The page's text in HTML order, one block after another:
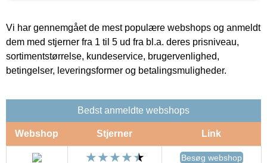
Vi har gennemgået de mest populære webshops og anmeldt
dem med stjerner fra 1 til 5 ud fra bl.a. deres prisniveau,
sortimentstørrelse, kundeservice, brugervenlighed,
betingelser, leveringsformer og betalingsmuligheder.
Bedst anmeldte webshops
Webshop Stjerner Link
Besøg webshop